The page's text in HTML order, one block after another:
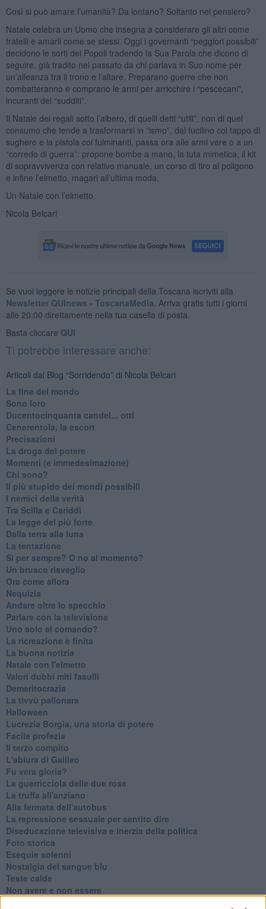
Così si può amare l’umanità? Da lontano? Soltanto nel pensiero?
Natale celebra un Uomo che insegna a considerare gli altri come
fratelli e amarli come se stessi. Oggi i governanti “peggiori possibili”
decidono le sorti dei Popoli tradendo la Sua Parola che dicono di
seguire, già tradito nel passato da chi parlava in Suo nome per
un’alleanza tra il trono e l’altare. Preparano guerre che non
combatteranno e comprano le armi per arricchire i “pescecani”,
incuranti dei “sudditi”.
Il Natale dei regali sotto l’albero, di quelli detti “utili”, non di quel
consumo che tende a trasformarsi in “ismo”, dal fucilino col tappo di
sughero e la pistola coi fulminanti, passa ora alle armi vere o a un
“corredo di guerra”: propone bombe a mano, la tuta mimetica, il kit
di sopravvivenza con relativo manuale, un corso di tiro al poligono
e infine l’elmetto, magari all’ultima moda.
Un Natale con l’elmetto.
Nicola Belcari
Se vuoi leggere le notizie principali della Toscana iscriviti alla
Newsletter QUInews - ToscanaMedia. Arriva gratis tutti i giorni
alle 20:00 direttamente nella tua casella di posta.
Basta cliccare QUI
Ti potrebbe interessare anche:
Articoli dal Blog “Sorridendo” di Nicola Belcari
La fine del mondo
Sono loro
Ducentocinquanta candel... otti
Cenerentola, la escort
Precisazioni
La droga del potere
Momenti (e immedesimazione)
Chi sono?
Il più stupido dei mondi possibili
I nemici della verità
Tra Scilla e Cariddi
La legge del più forte
Dalla terra alla luna
La tentazione
​Sì per sempre? O no al momento?
Un brusco risveglio
Ora come allora
Nequizia
Andare oltre lo specchio
Parlare con la televisione
Uno solo al comando?
La ricreazione è finita
La buona notizia
Natale con l'elmetto
Valori dubbi miti fasulli
Demeritocrazia
La tivvù pallonara
Halloween
​Lucrezia Borgia, una storia di potere
Facile profezia
Il terzo compito
L'abiura di Galileo
Fu vera gloria?
La guerricciola delle due rose
La truffa all'anziano
Alla fermata dell'autobus
La repressione sessuale per sentito dire
Diseducazione televisiva e inerzia della politica
Foto storica
Esequie solenni
Nostalgia del sangue blu
Teste calde
Non avere e non essere